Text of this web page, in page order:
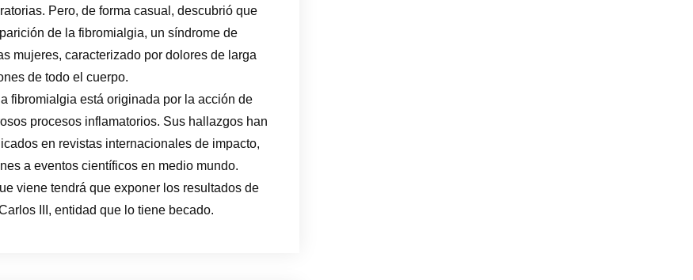
Pero, de forma casual, descubrió que
de la fibromialgia, un síndrome de
mujeres, caracterizado por dolores de larga
de todo el cuerpo.
fibromialgia está originada por la acción de
procesos inflamatorios. Sus hallazgos han
en revistas internacionales de impacto,
a eventos científicos en medio mundo.
viene tendrá que exponer los resultados de
III, entidad que lo tiene becado.